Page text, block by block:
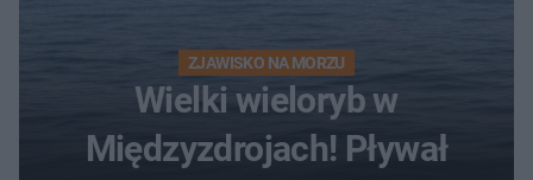
ZJAWISKO NA MORZU
Wielki wieloryb w
Międzyzdrojach! Pływał